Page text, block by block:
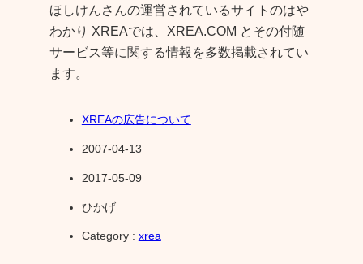
ほしけんさんの運営されているサイトのはや
わかり XREAでは、XREA.COM とその付随
サービス等に関する情報を多数掲載されてい
ます。
XREAの広告について
2007-04-13
2017-05-09
ひかげ
Category : xrea